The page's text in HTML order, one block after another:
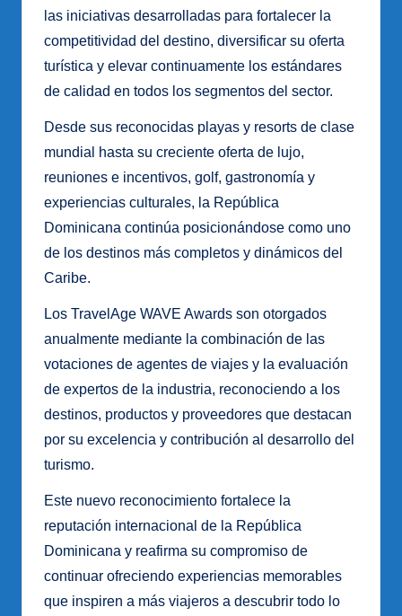
las iniciativas desarrolladas para fortalecer la
competitividad del destino, diversificar su oferta
turística y elevar continuamente los estándares
de calidad en todos los segmentos del sector.
Desde sus reconocidas playas y resorts de clase
mundial hasta su creciente oferta de lujo,
reuniones e incentivos, golf, gastronomía y
experiencias culturales, la República
Dominicana continúa posicionándose como uno
de los destinos más completos y dinámicos del
Caribe.
Los TravelAge WAVE Awards son otorgados
anualmente mediante la combinación de las
votaciones de agentes de viajes y la evaluación
de expertos de la industria, reconociendo a los
destinos, productos y proveedores que destacan
por su excelencia y contribución al desarrollo del
turismo.
Este nuevo reconocimiento fortalece la
reputación internacional de la República
Dominicana y reafirma su compromiso de
continuar ofreciendo experiencias memorables
que inspiren a más viajeros a descubrir todo lo